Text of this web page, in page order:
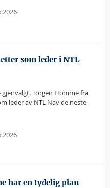
som leder i NTL
gjenvalgt. Torgeir Homme fra
leder av NTL Nav de neste
har en tydelig plan